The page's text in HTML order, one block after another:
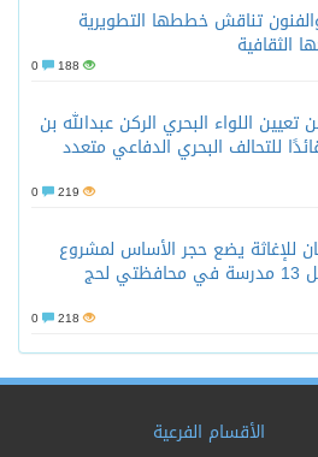
تناقش خططها التطويرية
الثقافية
188
تعيين اللواء البحري الركن عبدالله بن
للتحالف البحري الدفاعي متعدد
219
للإغاثة يضع حجر الأساس لمشروع
بناء وإعادة تأهيل 13 مدرسة في محافظتي لحج
218
الأقسام الفرعية